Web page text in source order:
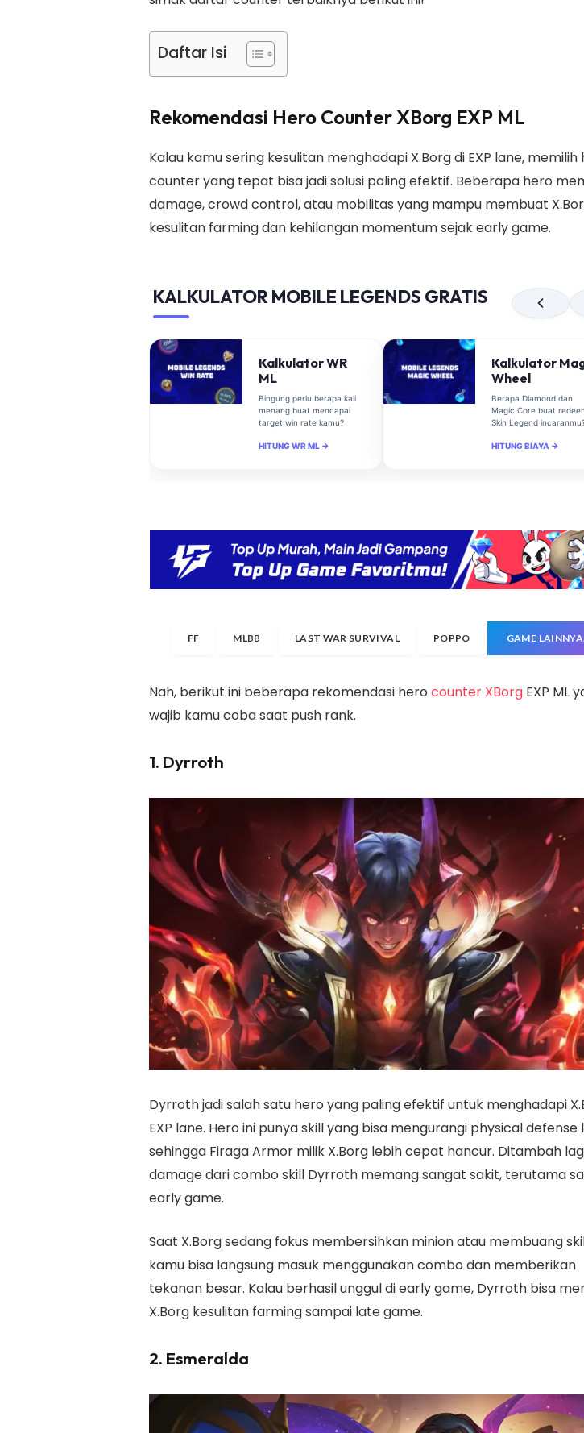
Daftar Isi
Rekomendasi Hero Counter XBorg EXP ML
Kalau kamu sering kesulitan menghadapi X.Borg di EXP lane, memilih
counter yang tepat bisa jadi solusi paling efektif. Beberapa hero
damage, crowd control, atau mobilitas yang mampu membuat
kesulitan farming dan kehilangan momentum sejak early game.
KALKULATOR MOBILE LEGENDS GRATIS
Kalkulator WR
ML
Bingung perlu berapa kali
menang buat mencapai
target win rate kamu?
HITUNG WR ML →
Kalkulator
Wheel
Berapa Diamond dan
Magic Core buat
Skin Legend
HITUNG BIAYA →
FF MLBB LAST WAR SURVIVAL POPPO GAME
Nah, berikut ini beberapa rekomendasi herocounter XBorg EXP ML
wajib kamu coba saat push rank.
1. Dyrroth
Dyrroth jadi salah satu hero yang paling efektif untuk menghadapi
EXP lane. Hero ini punya skill yang bisa mengurangi physical defense
sehingga Firaga Armor milik X.Borg lebih cepat hancur. Ditambah
damage dari combo skill Dyrroth memang sangat sakit, terutama
early game.
Saat X.Borg sedang fokus membersihkan minion atau membuang
kamu bisa langsung masuk menggunakan combo dan memberikan
tekanan besar. Kalau berhasil unggul di early game, Dyrroth bisa
X.Borg kesulitan farming sampai late game.
2. Esmeralda